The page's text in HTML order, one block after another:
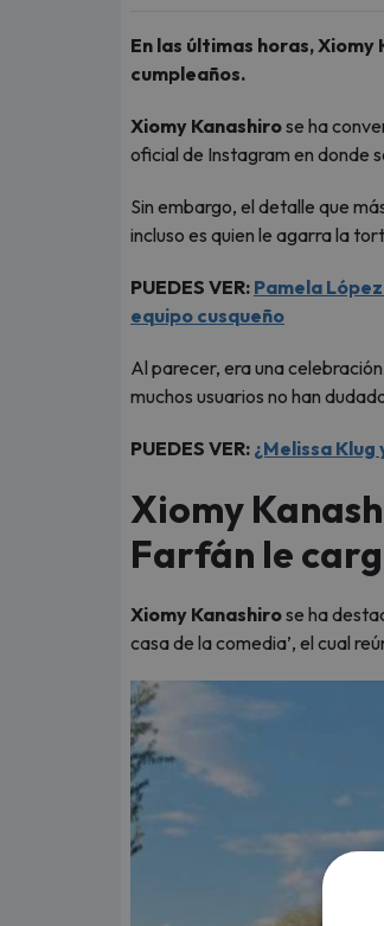
En las últimas horas,
cumpleaños.
Xiomy Kanashirose ha
oficial de Instagram en donde
Sin embargo, el detalle que
incluso es quien le agarra la
PUEDES VER: Pamela
equipo cusqueño
Al parecer, era una
muchos usuarios no han
PUEDES VER: ¿Melissa
Xiomy
Farfán le
Xiomy Kanashirose ha
casa de la comedia’, el cual